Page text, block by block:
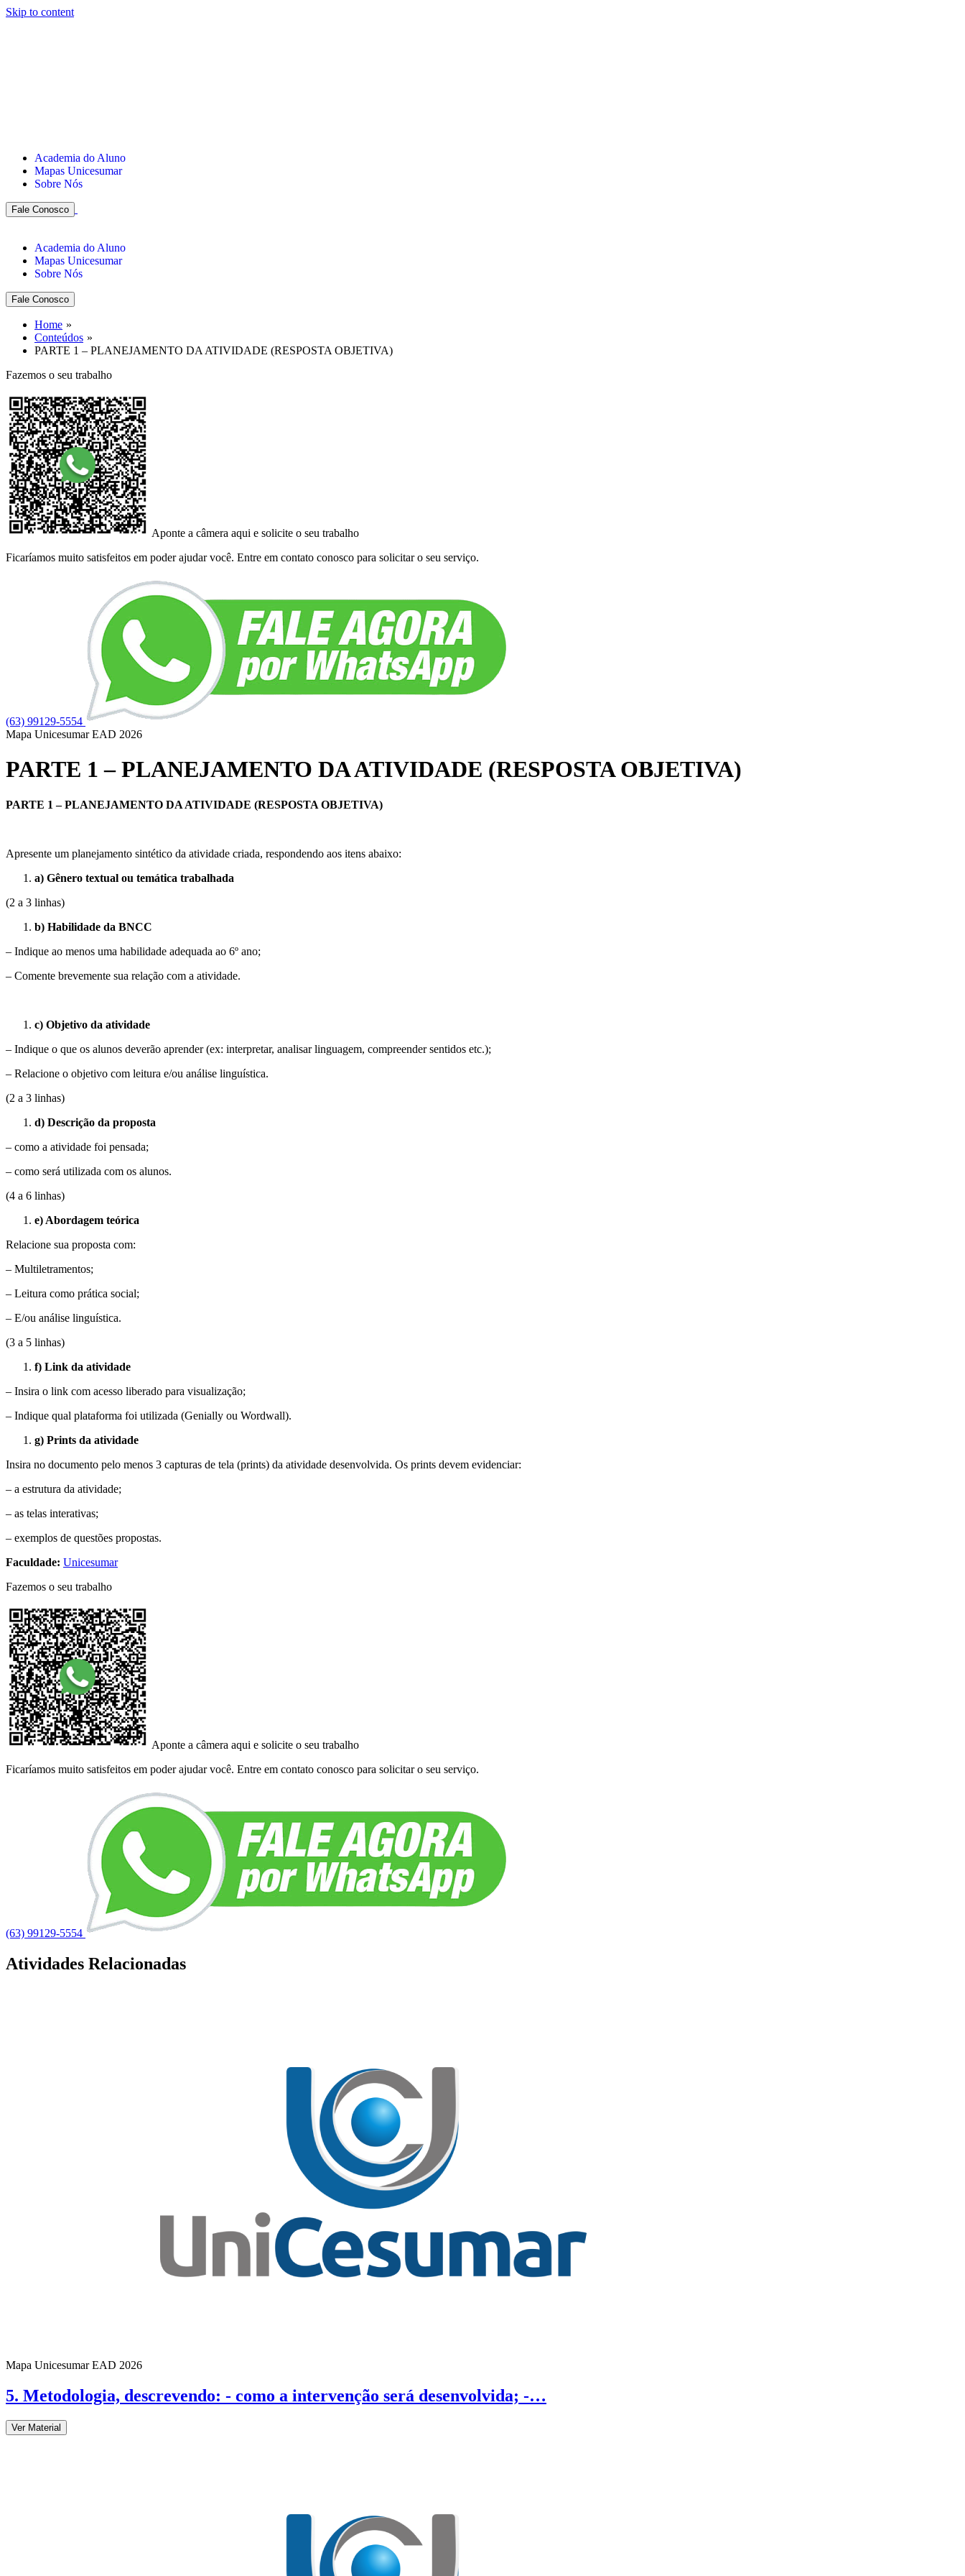
Skip to content
Academia do Aluno
Mapas Unicesumar
Sobre Nós
Fale Conosco
Academia do Aluno
Mapas Unicesumar
Sobre Nós
Fale Conosco
Home
Conteúdos
PARTE 1 – PLANEJAMENTO DA ATIVIDADE (RESPOSTA OBJETIVA)
Fazemos o seu trabalho
Aponte a câmera aqui e solicite o seu trabalho
Ficaríamos muito satisfeitos em poder ajudar você. Entre em contato conosco para solicitar o seu serviço.
(63) 99129-5554
Mapa Unicesumar EAD 2026
PARTE 1 – PLANEJAMENTO DA ATIVIDADE (RESPOSTA OBJETIVA)
PARTE 1 – PLANEJAMENTO DA ATIVIDADE (RESPOSTA OBJETIVA)
Apresente um planejamento sintético da atividade criada, respondendo aos itens abaixo:
a) Gênero textual ou temática trabalhada
(2 a 3 linhas)
b) Habilidade da BNCC
– Indique ao menos uma habilidade adequada ao 6º ano;
– Comente brevemente sua relação com a atividade.
c) Objetivo da atividade
– Indique o que os alunos deverão aprender (ex: interpretar, analisar linguagem, compreender sentidos etc.);
– Relacione o objetivo com leitura e/ou análise linguística.
(2 a 3 linhas)
d) Descrição da proposta
– como a atividade foi pensada;
– como será utilizada com os alunos.
(4 a 6 linhas)
e) Abordagem teórica
Relacione sua proposta com:
– Multiletramentos;
– Leitura como prática social;
– E/ou análise linguística.
(3 a 5 linhas)
f) Link da atividade
– Insira o link com acesso liberado para visualização;
– Indique qual plataforma foi utilizada (Genially ou Wordwall).
g) Prints da atividade
Insira no documento pelo menos 3 capturas de tela (prints) da atividade desenvolvida. Os prints devem evidenciar:
– a estrutura da atividade;
– as telas interativas;
– exemplos de questões propostas.
Faculdade: Unicesumar
Fazemos o seu trabalho
Aponte a câmera aqui e solicite o seu trabalho
Ficaríamos muito satisfeitos em poder ajudar você. Entre em contato conosco para solicitar o seu serviço.
(63) 99129-5554
Atividades Relacionadas
Mapa Unicesumar EAD 2026
5. Metodologia, descrevendo: - como a intervenção será desenvolvida; -…
Ver Material